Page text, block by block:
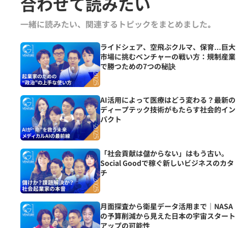
一緒に読みたい、関連するトピックをまとめました｡
ライドシェア、空飛ぶクルマ、保育…巨大
市場に挑むベンチャーの戦い方：規制産業
で勝つための7つの秘訣
AI活用によって医療はどう変わる？最新の
ディープテック技術がもたらす社会的イン
パクト
「社会貢献は儲からない」はもう古い。
Social Goodで稼ぐ新しいビジネスのカタ
チ
月面探査から衛星データ活用まで｜NASA
の予算削減から見えた日本の宇宙スタート
アップの可能性